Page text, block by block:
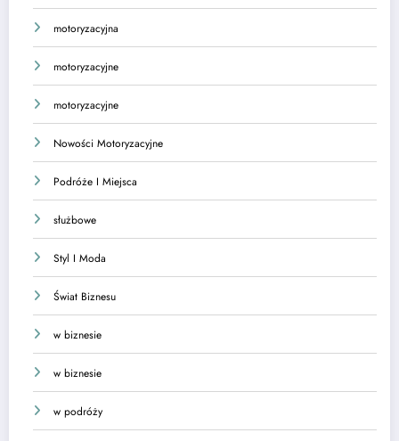
motoryzacyjna
motoryzacyjne
motoryzacyjne
Nowości Motoryzacyjne
Podróże I Miejsca
służbowe
Styl I Moda
Świat Biznesu
w biznesie
w biznesie
w podróży